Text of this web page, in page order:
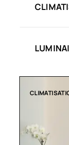
COLLECTION